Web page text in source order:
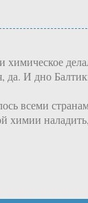
да. И дно
всеми
химии